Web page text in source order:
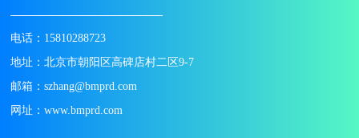
电话：15810288723
地址：北京市朝阳区高碑店村二区9-7
邮箱：szhang@bmprd.com
网址：www.bmprd.com